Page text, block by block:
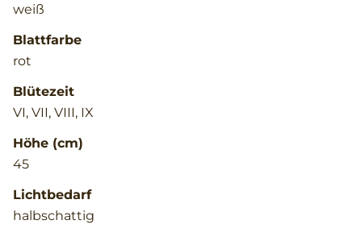
weiß
Blattfarbe
rot
Blütezeit
VI, VII, VIII, IX
Höhe (cm)
45
Lichtbedarf
halbschattig